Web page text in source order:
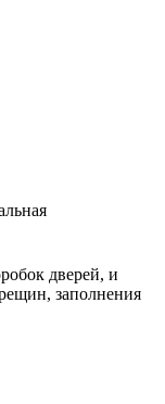
дверей, и
заполнения